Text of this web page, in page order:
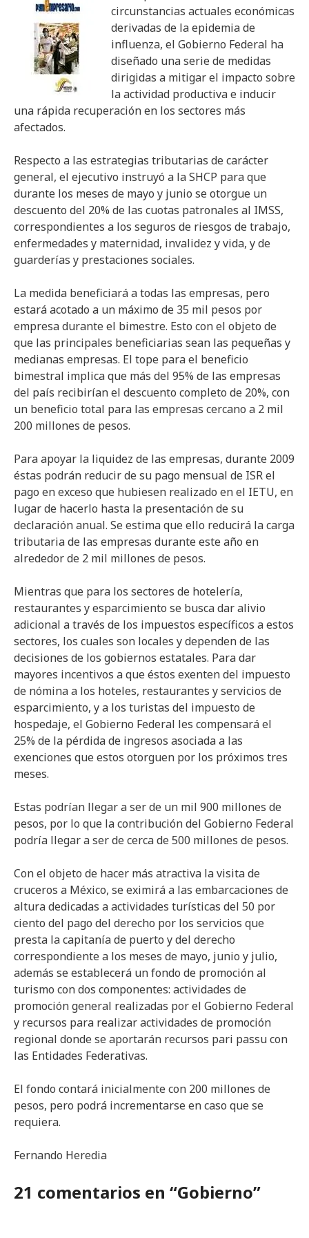
circunstancias actuales económicas
derivadas de la epidemia de
influenza, el Gobierno Federal ha
diseñado una serie de medidas
dirigidas a mitigar el impacto sobre
la actividad productiva e inducir
una rápida recuperación en los sectores más
afectados.
Respecto a las estrategias tributarias de carácter
general, el ejecutivo instruyó a la SHCP para que
durante los meses de mayo y junio se otorgue un
descuento del 20% de las cuotas patronales al IMSS,
correspondientes a los seguros de riesgos de trabajo,
enfermedades y maternidad, invalidez y vida, y de
guarderías y prestaciones sociales.
La medida beneficiará a todas las empresas, pero
estará acotado a un máximo de 35 mil pesos por
empresa durante el bimestre. Esto con el objeto de
que las principales beneficiarias sean las pequeñas y
medianas empresas. El tope para el beneficio
bimestral implica que más del 95% de las empresas
del país recibirían el descuento completo de 20%, con
un beneficio total para las empresas cercano a 2 mil
200 millones de pesos.
Para apoyar la liquidez de las empresas, durante 2009
éstas podrán reducir de su pago mensual de ISR el
pago en exceso que hubiesen realizado en el IETU, en
lugar de hacerlo hasta la presentación de su
declaración anual. Se estima que ello reducirá la carga
tributaria de las empresas durante este año en
alrededor de 2 mil millones de pesos.
Mientras que para los sectores de hotelería,
restaurantes y esparcimiento se busca dar alivio
adicional a través de los impuestos específicos a estos
sectores, los cuales son locales y dependen de las
decisiones de los gobiernos estatales. Para dar
mayores incentivos a que éstos exenten del impuesto
de nómina a los hoteles, restaurantes y servicios de
esparcimiento, y a los turistas del impuesto de
hospedaje, el Gobierno Federal les compensará el
25% de la pérdida de ingresos asociada a las
exenciones que estos otorguen por los próximos tres
meses.
Estas podrían llegar a ser de un mil 900 millones de
pesos, por lo que la contribución del Gobierno Federal
podría llegar a ser de cerca de 500 millones de pesos.
Con el objeto de hacer más atractiva la visita de
cruceros a México, se eximirá a las embarcaciones de
altura dedicadas a actividades turísticas del 50 por
ciento del pago del derecho por los servicios que
presta la capitanía de puerto y del derecho
correspondiente a los meses de mayo, junio y julio,
además se establecerá un fondo de promoción al
turismo con dos componentes: actividades de
promoción general realizadas por el Gobierno Federal
y recursos para realizar actividades de promoción
regional donde se aportarán recursos pari passu con
las Entidades Federativas.
El fondo contará inicialmente con 200 millones de
pesos, pero podrá incrementarse en caso que se
requiera.
Fernando Heredia
21 comentarios en “Gobierno”